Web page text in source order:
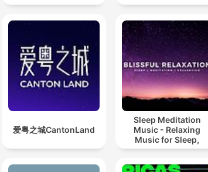
Sleep Meditation
Music - Relaxing
Music for Sleep,
Meditation &
爱粤之城CantonLand